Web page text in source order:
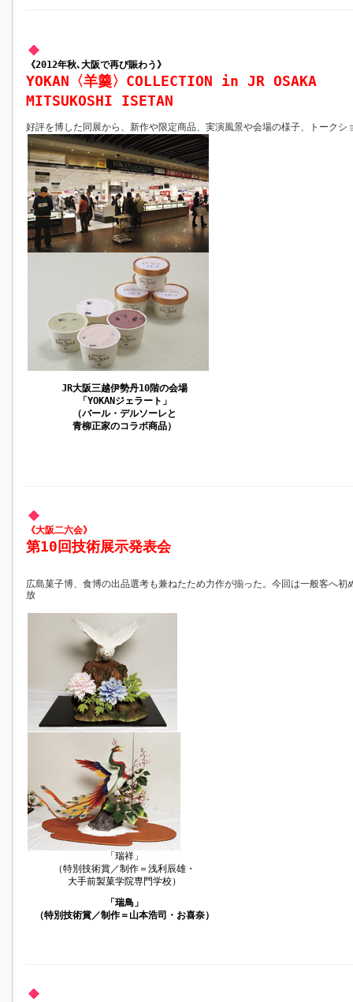
《2012年秋､大阪で再び賑わう》
YOKAN〈羊羹〉COLLECTION in JR OSAKA
MITSUKOSHI ISETAN
好評を博した同展から、新作や限定商品、実演風景や会場の様子、トークシ
JR大阪三越伊勢丹10階の会場
「YOKANジェラート」
（バール・デルソーレと
青柳正家のコラボ商品）
《大阪二六会》
第10回技術展示発表会
広島菓子博、食博の出品選考も兼ねたため力作が揃った。今回は一般客へ初
放
「瑞祥」
（特別技術賞／制作＝浅利辰雄・
大手前製菓学院専門学校）
「瑞鳥」
（特別技術賞／制作＝山本浩司・お喜奈）